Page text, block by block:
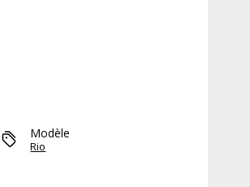
Modèle
Rio